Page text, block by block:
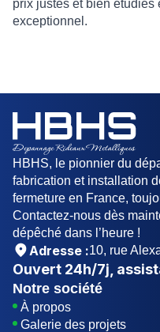
prix justes et bien étudiés
exceptionnel.
HBHS, le pionnier du
fabrication et installation
fermeture en France,
Contactez-nous dès
dépêché dans l’heure !
Adresse :10, rue
Ouvert 24h/7j ,
Notre société
À propos
Galerie des projets